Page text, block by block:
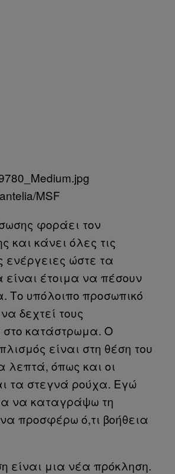
MSF
φοράει τον
και κάνει όλες τις
ενέργειες ώστε τα
έτοιμα να πέσουν
Το υπόλοιπο προσωπικό
δεχτεί τους
στο κατάστρωμα. Ο
είναι στη θέση του
λεπτά, όπως και οι
τα στεγνά ρούχα. Εγώ
να καταγράψω τη
προσφέρω ό,τι βοήθεια
είναι μια νέα πρόκληση.